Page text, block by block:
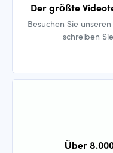
Der größte
Besuchen Sie
schreiben
Über